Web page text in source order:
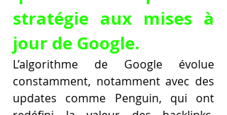
stratégie aux mises à
jour de Google.
L’algorithme de Google évolue
constamment, notamment avec des
updates comme Penguin, qui ont